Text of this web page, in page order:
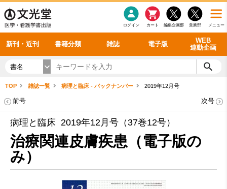
メニュー
営業部
編集企画部
カート
ログイン
新刊・近刊 書籍分類 雑誌 電子版
WEB
連動企画
感染症 老年医学
看護・介護
呼吸器
循環器
シリーズ一覧
雑誌投稿規定
理学療法
雑誌案内・年間購読 最新号 バックナンバー
電子書籍
電子雑誌
書籍「データに基づく臨床動作分析」WEB動画
書籍「眼手術学」WEB動画
書籍「神経症候学 II 改訂第二版」 WEB動画
新刊一覧
今後の発行予定
書名
TOP 雑誌一覧 病理と臨床 - バックナンバー 2019年12月号
前号 次号
病理と臨床 2019年12月号（37巻12号）
治療関連皮膚疾患（電子版の
み）